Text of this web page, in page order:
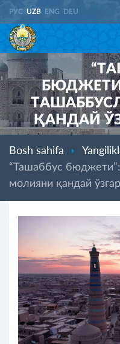
РУС UZB ENG DEU
ҚАНДАЙ
Bosh sahifa
“Ташаббус
молияни қандай